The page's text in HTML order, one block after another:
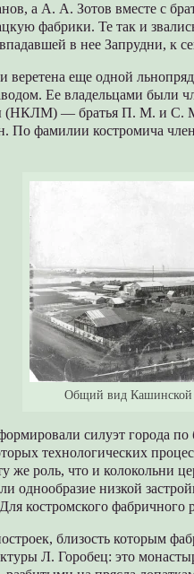
а А. А. Зотов вместе с
фабрики. Те так и
в нее Запрудни, к
веретена еще одной
Ее владельцами были
(НКЛМ) — братья П. М. и С.
фамилии костромича
Общий вид Кашинской
силуэт города
технологических
же роль, что и колокольни
однообразие низкой
костромского фабричного
близость которым
Л. Горобец: это